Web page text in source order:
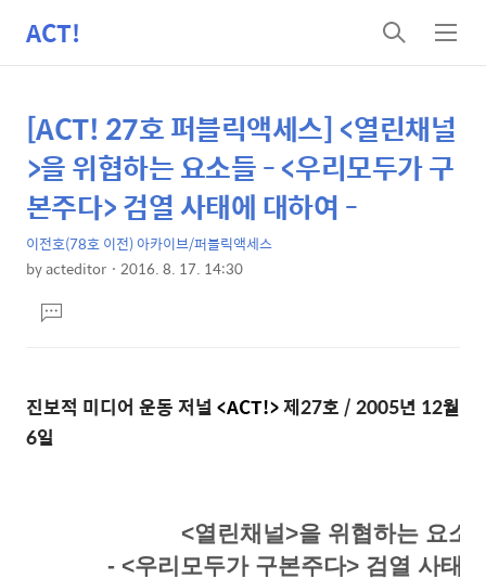
ACT!
검
색
메
뉴
상
세
컨
텐
츠
본
문
제
목
[ACT! 27호 퍼블릭액세스] <열린채널
>을 위협하는 요소들 - <우리모두가 구
본주다> 검열 사태에 대하여 -
이전호(78호 이전) 아카이브/퍼블릭액세스
byacteditor 2016. 8. 17. 14:30
문댓
글
진보적 미디어 운동 저널<ACT!>제27호 / 2005년 12월
6일
<열린채널>을 위협하는 요소
- <우리모두가 구본주다> 검열 사태